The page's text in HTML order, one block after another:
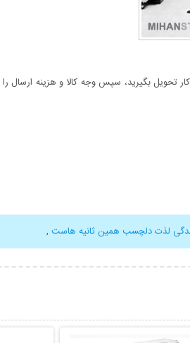
بگیرید، سپس وجه کالا و هزینه ارسال را
لذت دلچسب همین ثانیه هاست ,